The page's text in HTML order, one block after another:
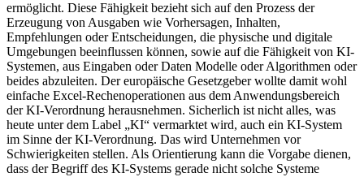
ermöglicht. Diese Fähigkeit bezieht sich auf den Prozess der
Erzeugung von Ausgaben wie Vorhersagen, Inhalten,
Empfehlungen oder Entscheidungen, die physische und digitale
Umgebungen beeinflussen können, sowie auf die Fähigkeit von KI-
Systemen, aus Eingaben oder Daten Modelle oder Algorithmen oder
beides abzuleiten. Der europäische Gesetzgeber wollte damit wohl
einfache Excel-Rechenoperationen aus dem Anwendungsbereich
der KI-Verordnung herausnehmen. Sicherlich ist nicht alles, was
heute unter dem Label „KI“ vermarktet wird, auch ein KI-System
im Sinne der KI-Verordnung. Das wird Unternehmen vor
Schwierigkeiten stellen. Als Orientierung kann die Vorgabe dienen,
dass der Begriff des KI-Systems gerade nicht solche Systeme